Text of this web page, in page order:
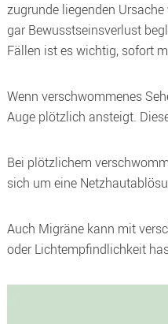
zugrunde liegenden
gar Bewusstseinsverlust
Fällen ist es wichtig, sofort
Wenn verschwommenes
Auge plötzlich ansteigt.
Bei plötzlichem
sich um eine
Auch Migräne kann mit
oder Lichtempfindlichkeit